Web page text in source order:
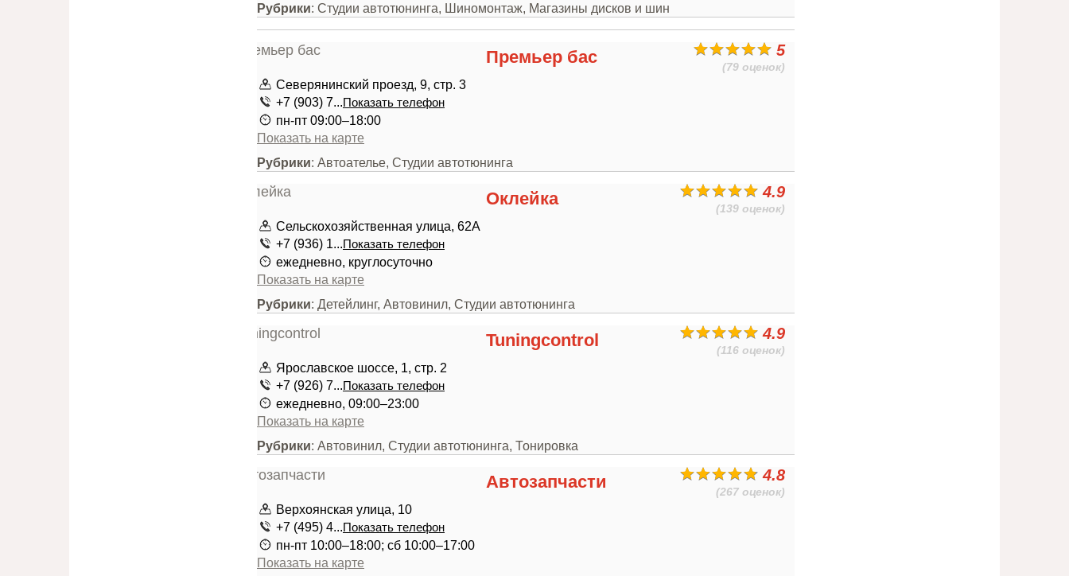
Рубрики: Студии автотюнинга, Шиномонтаж, Магазины дисков и шин
5
(79 оценок)
Премьер бас
Северянинский проезд, 9, стр. 3
+7 (903) 7...Показать телефон
пн-пт 09:00–18:00
Показать на карте
Рубрики: Автоателье, Студии автотюнинга
4.9
(139 оценок)
Оклейка
Сельскохозяйственная улица, 62А
+7 (936) 1...Показать телефон
ежедневно, круглосуточно
Показать на карте
Рубрики: Детейлинг, Автовинил, Студии автотюнинга
4.9
(116 оценок)
Tuningcontrol
Ярославское шоссе, 1, стр. 2
+7 (926) 7...Показать телефон
ежедневно, 09:00–23:00
Показать на карте
Рубрики: Автовинил, Студии автотюнинга, Тонировка
4.8
(267 оценок)
Автозапчасти
Верхоянская улица, 10
+7 (495) 4...Показать телефон
пн-пт 10:00–18:00; сб 10:00–17:00
Показать на карте